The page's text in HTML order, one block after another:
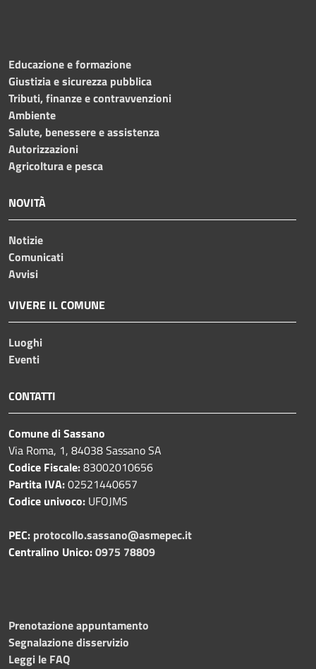
Educazione e formazione
Giustizia e sicurezza pubblica
Tributi, finanze e contravvenzioni
Ambiente
Salute, benessere e assistenza
Autorizzazioni
Agricoltura e pesca
NOVITÀ
Notizie
Comunicati
Avvisi
VIVERE IL COMUNE
Luoghi
Eventi
CONTATTI
Comune di Sassano
Via Roma, 1, 84038 Sassano SA
Codice Fiscale:83002010656
Partita IVA:02521440657
Codice univoco: UFOJMS
PEC: protocollo.sassano@asmepec.it
Centralino Unico:0975 78809
Prenotazione appuntamento
Segnalazione disservizio
Leggi le FAQ